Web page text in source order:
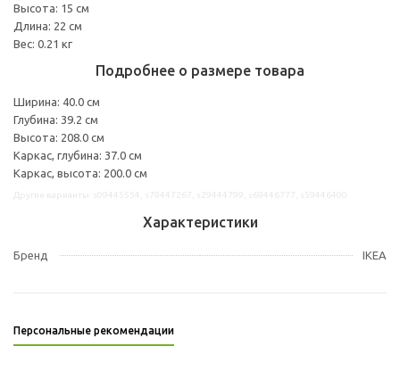
Высота: 15 см
Длина: 22 см
Вес: 0.21 кг
Подробнее о размере товара
Ширина: 40.0 см
Глубина: 39.2 см
Высота: 208.0 см
Каркас, глубина: 37.0 см
Каркас, высота: 200.0 см
Характеристики
Бренд IKEA
Персональные рекомендации